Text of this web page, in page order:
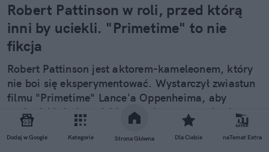
Dodaj w Google Kategorie Strona Główna Dla Ciebie naTemat Extra
Robert Pattinson w roli, przed którą
inni by uciekli. "Primetime" to nie
fikcja
Robert Pattinson jest aktorem-kameleonem, który
nie boi się eksperymentować. Wystarczył zwiastun
filmu "Primetime" Lance'a Oppenheima, aby
stwierdzić, że brytyjski gwiazdor ma przed sobą
przełomową rolę. Wciela się w Chrisa Hansena,
gospodarza programu true crime demaskującego